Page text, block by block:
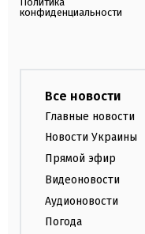
конфиденциальности
Все новости
Главные новости
Новости Украины
Прямой эфир
Видеоновости
Аудионовости
Погода